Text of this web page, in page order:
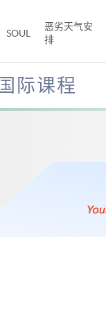
SOUL
恶劣天气安
排
际课程